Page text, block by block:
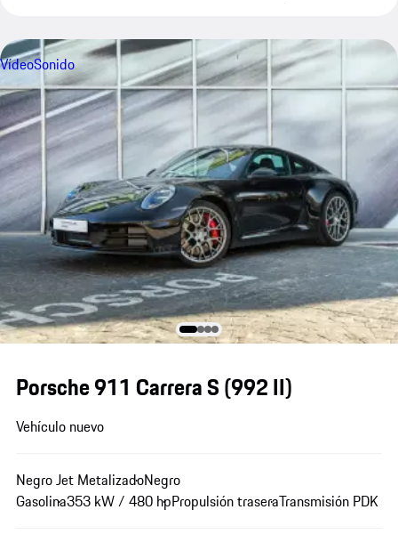
VídeoSonido
Porsche 911 Carrera S(992 II)
Vehículo nuevo
Negro Jet MetalizadoNegro
Gasolina353 kW / 480 hpPropulsión traseraTransmisión PDK